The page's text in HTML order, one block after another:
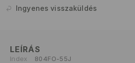
Ingyenes visszaküldés
LEÍRÁS
Index 804FO-55J